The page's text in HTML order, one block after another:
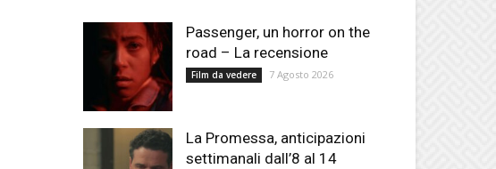
Passenger, un horror on the
road – La recensione
Film da vedere 7 Agosto 2026
La Promessa, anticipazioni
settimanali dall’8 al 14